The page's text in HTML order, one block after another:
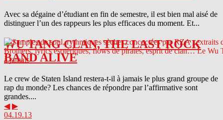
Avec sa dégaine d’étudiant en fin de semestre, il est bien mal aisé de
distinguer l’un des rappeurs les plus efficaces du moment. Et...
WU TANG CLAN, THE LAST ROCK
BAND ALIVE
Le crew de Staten Island restera-t-il à jamais le plus grand groupe de
rap du monde? Les chances de répondre par l’affirmative sont
grandes....
◀ ▶
04.19.13